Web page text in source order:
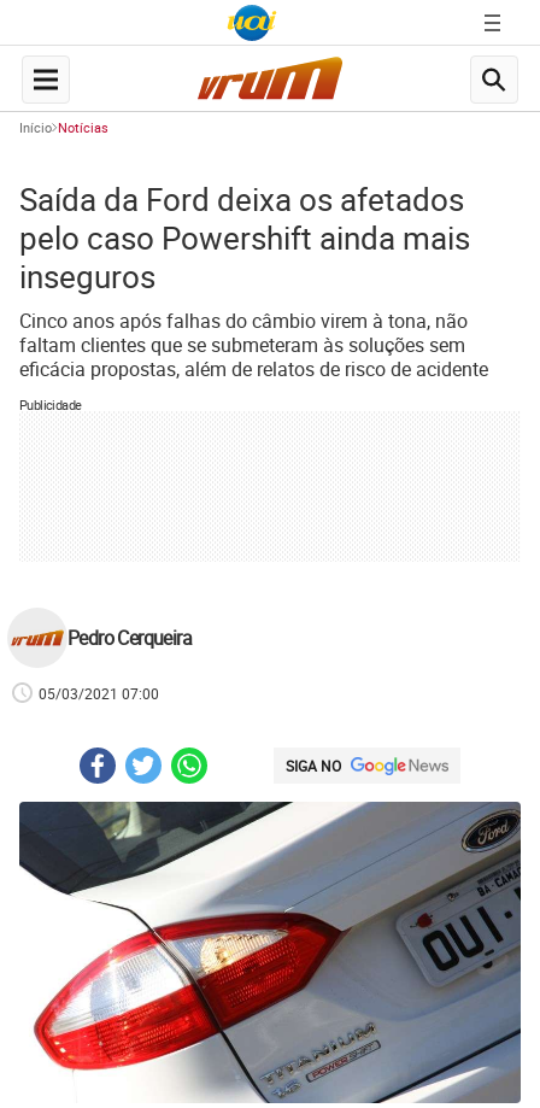
Início Notícias
Saída da Ford deixa os afetados
pelo caso Powershift ainda mais
inseguros
Cinco anos após falhas do câmbio virem à tona, não
faltam clientes que se submeteram às soluções sem
eficácia propostas, além de relatos de risco de acidente
Publicidade
Pedro Cerqueira
05/03/2021 07:00
SIGA NO